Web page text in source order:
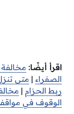
اقرأ أيضًا:
الصفراء | متى
ربط الحزام |
الوقوف في